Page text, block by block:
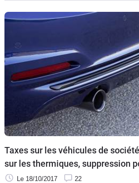
Taxes sur les véhicules de
sur les thermiques, suppression
électriques
Le 18/10/2017 22